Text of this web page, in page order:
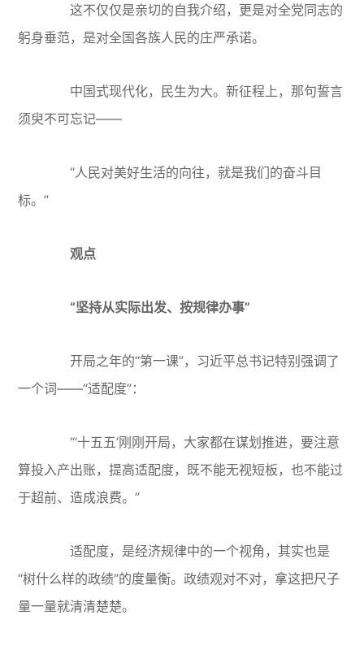
这不仅仅是亲切的自我介绍，更是对全党同志的
躬身垂范，是对全国各族人民的庄严承诺。
中国式现代化，民生为大。新征程上，那句誓言
须臾不可忘记——
“人民对美好生活的向往，就是我们的奋斗目
标。”
观点
“坚持从实际出发、按规律办事”
开局之年的“第一课”，习近平总书记特别强调了
一个词——“适配度”：
“‘十五五’刚刚开局，大家都在谋划推进，要注意
算投入产出账，提高适配度，既不能无视短板，也不能过
于超前、造成浪费。”
适配度，是经济规律中的一个视角，其实也是
“树什么样的政绩”的度量衡。政绩观对不对，拿这把尺子
量一量就清清楚楚。